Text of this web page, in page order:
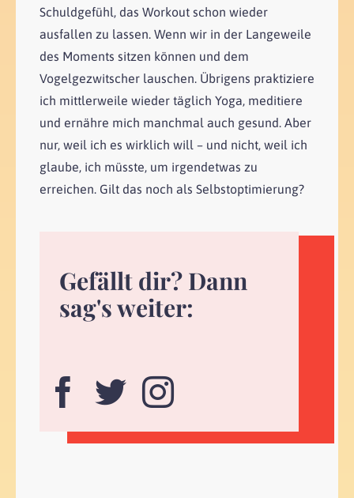
Schuldgefühl, das Workout schon wieder
ausfallen zu lassen. Wenn wir in der Langeweile
des Moments sitzen können und dem
Vogelgezwitscher lauschen. Übrigens praktiziere
ich mittlerweile wieder täglich Yoga, meditiere
und ernähre mich manchmal auch gesund. Aber
nur, weil ich es wirklich will – und nicht, weil ich
glaube, ich müsste, um irgendetwas zu
erreichen. Gilt das noch als Selbstoptimierung?
Gefällt dir? Dann
sag's weiter: